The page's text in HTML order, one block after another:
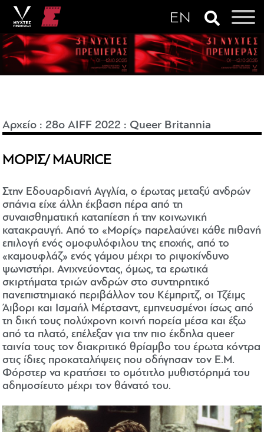
Αρχείο :28o AIFF 2022 : Queer Britannia
ΜΟΡΙΣ/ MAURICE
Στην Εδουαρδιανή Αγγλία, ο έρωτας μεταξύ ανδρών
σπάνια είχε άλλη έκβαση πέρα από τη
συναισθηματική καταπίεση ή την κοινωνική
κατακραυγή. Από το «Μορίς» παρελαύνει κάθε πιθανή
επιλογή ενός ομοφυλόφιλου της εποχής, από το
«καμουφλάζ» ενός γάμου μέχρι το ριψοκίνδυνο
ψωνιστήρι. Ανιχνεύοντας, όμως, τα ερωτικά
σκιρτήματα τριών ανδρών στο συντηρητικό
πανεπιστημιακό περιβάλλον του Κέμπριτζ, οι Τζέιμς
Άιβορι και Ισμαήλ Μέρτσαντ, εμπνευσμένοι ίσως από
τη δική τους πολύχρονη κοινή πορεία μέσα και έξω
από τα πλατό, επέλεξαν για την πιο έκδηλα queer
ταινία τους τον διακριτικό θρίαμβο του έρωτα κόντρα
στις ίδιες προκαταλήψεις που οδήγησαν τον Ε.Μ.
Φόρστερ να κρατήσει το ομότιτλο μυθιστόρημά του
αδημοσίευτο μέχρι τον θάνατό του.